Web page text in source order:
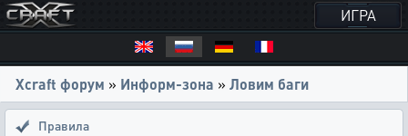
ИГРА
Xcraft форум » Информ-зона » Ловим баги
Правила